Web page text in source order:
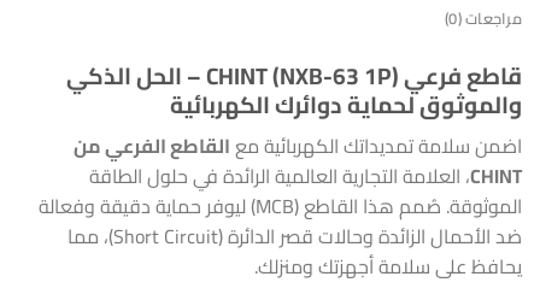
مراجعات (0)
قاطع فرعي CHINT (NXB-63 1P) – الحل الذكي
والموثوق لحماية دوائرك الكهربائية
اضمن سلامة تمديداتك الكهربائية معالقاطع الفرعي من
CHINT، العلامة التجارية العالمية الرائدة في حلول الطاقة
الموثوقة. صُمم هذا القاطع (MCB) ليوفر حماية دقيقة وفعالة
ضد الأحمال الزائدة وحالات قصر الدائرة (Short Circuit)، مما
يحافظ على سلامة أجهزتك ومنزلك.